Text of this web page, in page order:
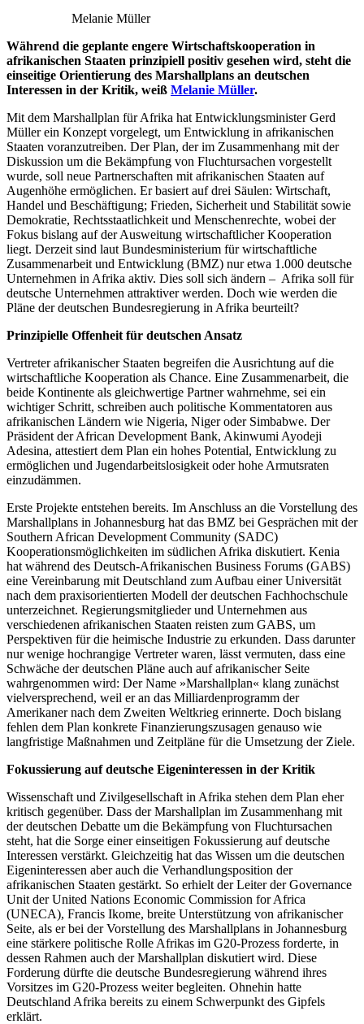
Melanie Müller
Während die geplante engere Wirtschaftskooperation in
afrikanischen Staaten prinzipiell positiv gesehen wird, steht die
einseitige Orientierung des Marshallplans an deutschen
Interessen in der Kritik, weiß Melanie Müller.
Mit dem Marshallplan für Afrika hat Entwicklungsminister Gerd
Müller ein Konzept vorgelegt, um Entwicklung in afrikanischen
Staaten voranzutreiben. Der Plan, der im Zusammenhang mit der
Diskussion um die Bekämpfung von Fluchtursachen vorgestellt
wurde, soll neue Partnerschaften mit afrikanischen Staaten auf
Augenhöhe ermöglichen. Er basiert auf drei Säulen: Wirtschaft,
Handel und Beschäftigung; Frieden, Sicherheit und Stabilität sowie
Demokratie, Rechtsstaatlichkeit und Menschenrechte, wobei der
Fokus bislang auf der Ausweitung wirtschaftlicher Kooperation
liegt. Derzeit sind laut Bundesministerium für wirtschaftliche
Zusammenarbeit und Entwicklung (BMZ) nur etwa 1.000 deutsche
Unternehmen in Afrika aktiv. Dies soll sich ändern – Afrika soll für
deutsche Unternehmen attraktiver werden. Doch wie werden die
Pläne der deutschen Bundesregierung in Afrika beurteilt?
Prinzipielle Offenheit für deutschen Ansatz
Vertreter afrikanischer Staaten begreifen die Ausrichtung auf die
wirtschaftliche Kooperation als Chance. Eine Zusammenarbeit, die
beide Kontinente als gleichwertige Partner wahrnehme, sei ein
wichtiger Schritt, schreiben auch politische Kommentatoren aus
afrikanischen Ländern wie Nigeria, Niger oder Simbabwe. Der
Präsident der African Development Bank, Akinwumi Ayodeji
Adesina, attestiert dem Plan ein hohes Potential, Entwicklung zu
ermöglichen und Jugendarbeitslosigkeit oder hohe Armutsraten
einzudämmen.
Erste Projekte entstehen bereits. Im Anschluss an die Vorstellung des
Marshallplans in Johannesburg hat das BMZ bei Gesprächen mit der
Southern African Development Community (SADC)
Kooperationsmöglichkeiten im südlichen Afrika diskutiert. Kenia
hat während des Deutsch-Afrikanischen Business Forums (GABS)
eine Vereinbarung mit Deutschland zum Aufbau einer Universität
nach dem praxisorientierten Modell der deutschen Fachhochschule
unterzeichnet. Regierungsmitglieder und Unternehmen aus
verschiedenen afrikanischen Staaten reisten zum GABS, um
Perspektiven für die heimische Industrie zu erkunden. Dass darunter
nur wenige hochrangige Vertreter waren, lässt vermuten, dass eine
Schwäche der deutschen Pläne auch auf afrikanischer Seite
wahrgenommen wird: Der Name »Marshallplan« klang zunächst
vielversprechend, weil er an das Milliardenprogramm der
Amerikaner nach dem Zweiten Weltkrieg erinnerte. Doch bislang
fehlen dem Plan konkrete Finanzierungszusagen genauso wie
langfristige Maßnahmen und Zeitpläne für die Umsetzung der Ziele.
Fokussierung auf deutsche Eigeninteressen in der Kritik
Wissenschaft und Zivilgesellschaft in Afrika stehen dem Plan eher
kritisch gegenüber. Dass der Marshallplan im Zusammenhang mit
der deutschen Debatte um die Bekämpfung von Fluchtursachen
steht, hat die Sorge einer einseitigen Fokussierung auf deutsche
Interessen verstärkt. Gleichzeitig hat das Wissen um die deutschen
Eigeninteressen aber auch die Verhandlungsposition der
afrikanischen Staaten gestärkt. So erhielt der Leiter der Governance
Unit der United Nations Economic Commission for Africa
(UNECA), Francis Ikome, breite Unterstützung von afrikanischer
Seite, als er bei der Vorstellung des Marshallplans in Johannesburg
eine stärkere politische Rolle Afrikas im G20-Prozess forderte, in
dessen Rahmen auch der Marshallplan diskutiert wird. Diese
Forderung dürfte die deutsche Bundesregierung während ihres
Vorsitzes im G20-Prozess weiter begleiten. Ohnehin hatte
Deutschland Afrika bereits zu einem Schwerpunkt des Gipfels
erklärt.